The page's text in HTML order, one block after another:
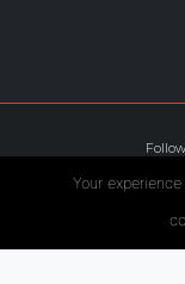
© Copyright
Your